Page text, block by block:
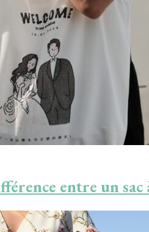
entre un sac